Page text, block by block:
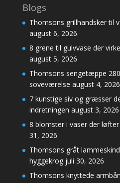
Blogs
Thomsons grillhandsker til
august 6, 2026
8 grene til gulvvase der
august 5, 2026
Thomsons sengetæppe
soveværelse august 4, 2026
7 kunstige siv og græsser
indretningen august 3, 2026
8 blomster i vaser der
31, 2026
Thomsons gråt
hyggekrog juli 30, 2026
Thomsons knyttede